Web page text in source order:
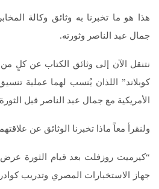
هذا هو ما تخبرنا به وثائق وكالة
جمال عبد الناصر وثورته.
نتنقل الآن إلى وثائق الكتاب عن كلٍ
كوبلاند” اللذان يُنسب لهما عملية
الأمريكية مع جمال عبد الناصر قبل
ولنقرأ معاً ماذا تخبرنا الوثائق عن
“كيرميت روزفلت بعد قيام الثورة
جهاز الاستخبارات المصري وتدريب